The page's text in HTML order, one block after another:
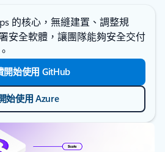
的核心，無縫建置、調整規
安全軟體，讓團隊能夠安全交付
開始使用 GitHub
始使用 Azure